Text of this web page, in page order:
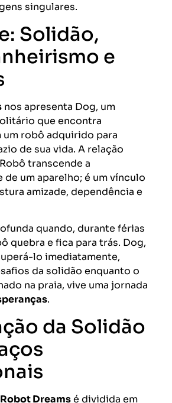
singulares.
Solidão,
e
nos apresenta Dog, um
que encontra
um robô adquirido para
de sua vida. A relação
transcende a
um aparelho; é um vínculo
amizade, dependência e
quando, durante férias
quebra e fica para trás. Dog,
lo imediatamente,
da solidão enquanto o
na praia, vive uma jornada
.
da Solidão
Robot Dreamsé dividida em